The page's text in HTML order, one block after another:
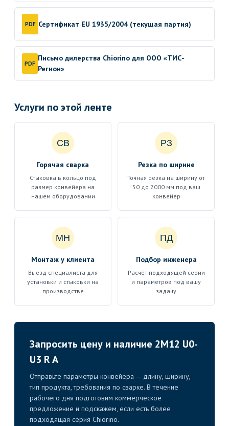
PDF Сертификат EU 1935/2004 (текущая партия)
PDF
Письмо дилерства Chiorino для ООО «ТИС-
Регион»
Услуги по этой ленте
СВ
Горячая сварка
Стыковка в кольцо под
размер конвейера на
нашем оборудовании
РЗ
Резка по ширине
Точная резка на ширину от
50 до 2000 мм под ваш
конвейер
МН
Монтаж у клиента
Выезд специалиста для
установки и стыковки на
производстве
ПД
Подбор инженера
Расчёт подходящей серии
и параметров под вашу
задачу
Запросить цену и наличие 2M12 U0-
U3 R A
Отправьте параметры конвейера — длину, ширину,
тип продукта, требования по сварке. В течение
рабочего дня подготовим коммерческое
предложение и подскажем, если есть более
подходящая серия Chiorino.